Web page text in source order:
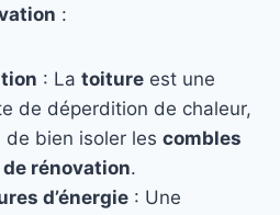
:
: La toiture est une
de déperdition de chaleur,
de bien isoler les combles
rénovation.
d’énergie : Une